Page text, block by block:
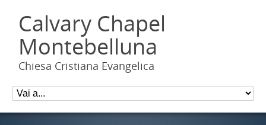
Calvary Chapel
Montebelluna
Chiesa Cristiana Evangelica